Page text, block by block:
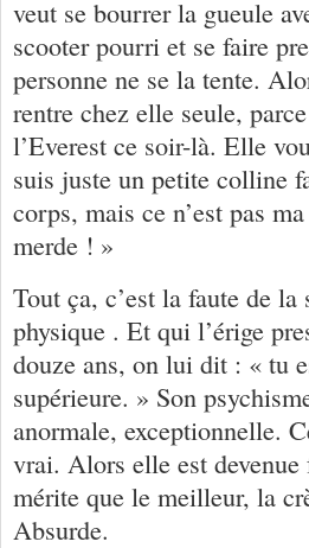
veut se bourrer la gueule
scooter pourri et se faire
personne ne se la tente.
rentre chez elle seule,
l’Everest ce soir-là. Elle
suis juste un petite colline
corps, mais ce n’est pas
merde ! »
Tout ça, c’est la faute de
physique . Et qui l’érige
douze ans, on lui dit : « tu
supérieure. » Son
anormale, exceptionnelle.
vrai. Alors elle est
mérite que le meilleur, la
Absurde.